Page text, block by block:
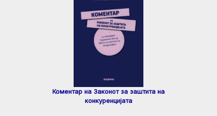
Коментар на Законот за заштита на
конкуренцијата